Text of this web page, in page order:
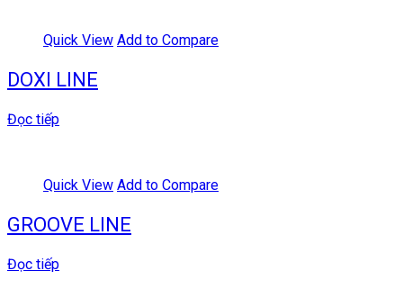
Quick View Add to Compare
DOXI LINE
Đọc tiếp
Quick View Add to Compare
GROOVE LINE
Đọc tiếp